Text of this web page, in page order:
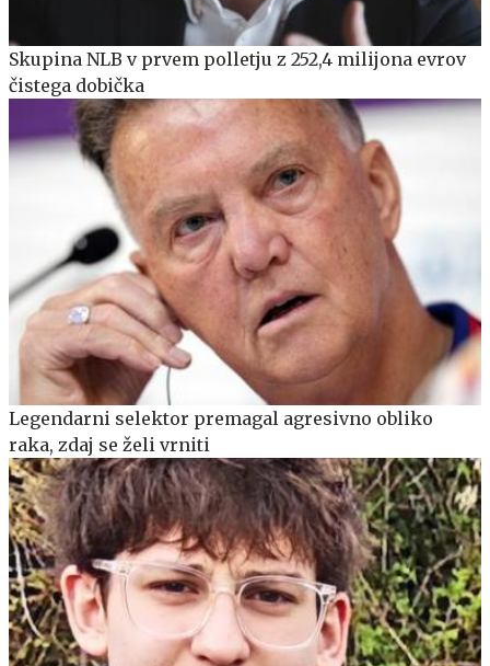
Skupina NLB v prvem polletju z 252,4 milijona evrov
čistega dobička
Legendarni selektor premagal agresivno obliko
raka, zdaj se želi vrniti